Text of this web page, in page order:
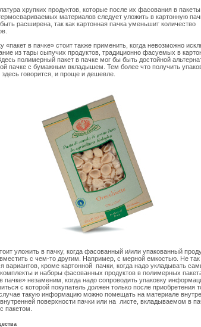
хрупких продуктов, которые после их фасования в пакеты
материалов следует уложить в картонную
расширена, так как картонная пачка уменьшит количество
«пакет в пачке» стоит также применить, когда невозможно
из тары сыпучих продуктов, традиционно фасуемых в
полимерный пакет в пачке мог бы быть достойной
пачке с бумажным вкладышем. Тем более что получить
здесь говорится, и проще и дешевле.
уложить в пачку, когда фасованный и/или упакованный
с чем-то другим. Например, с мерной емкостью. Не так
вариантов, кроме картонной пачки, когда надо укладывать
и наборы фасованных продуктов в полимерных
пачке» незаменим, когда надо сопроводить упаковку
с которой покупатель должен только после приобретения
такую информацию можно помещать на материале
поверхности пачки или на листе, вкладываемом в
пакетом.